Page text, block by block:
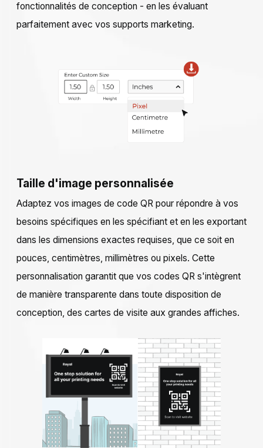
fonctionnalités de conception - en les évaluant
parfaitement avec vos supports marketing.
Taille d'image personnalisée
Adaptez vos images de code QR pour répondre à vos
besoins spécifiques en les spécifiant et en les exportant
dans les dimensions exactes requises, que ce soit en
pouces, centimètres, millimètres ou pixels. Cette
personnalisation garantit que vos codes QR s'intègrent
de manière transparente dans toute disposition de
conception, des cartes de visite aux grandes affiches.